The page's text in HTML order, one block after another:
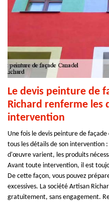
Le devis peinture de
Richard renferme les
intervention
Une fois le devis peinture de
tous les détails de son
d'œuvre varient, les produits
Avant toute intervention, il est
De cette façon, vous pouvez
excessives. La société Artisan
gratuitement, sans engagement.